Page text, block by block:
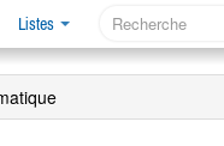
Listes